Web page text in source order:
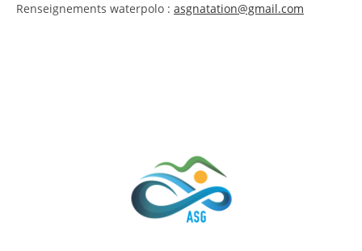
Renseignements waterpolo : asgnatation@gmail.com